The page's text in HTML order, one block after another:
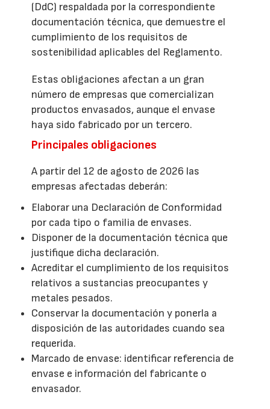
(DdC) respaldada por la correspondiente
documentación técnica, que demuestre el
cumplimiento de los requisitos de
sostenibilidad aplicables del Reglamento.
Estas obligaciones afectan a un gran
número de empresas que comercializan
productos envasados, aunque el envase
haya sido fabricado por un tercero.
Principales obligaciones
A partir del 12 de agosto de 2026 las
empresas afectadas deberán:
Elaborar una Declaración de Conformidad
por cada tipo o familia de envases.
Disponer de la documentación técnica que
justifique dicha declaración.
Acreditar el cumplimiento de los requisitos
relativos a sustancias preocupantes y
metales pesados.
Conservar la documentación y ponerla a
disposición de las autoridades cuando sea
requerida.
Marcado de envase: identificar referencia de
envase e información del fabricante o
envasador.